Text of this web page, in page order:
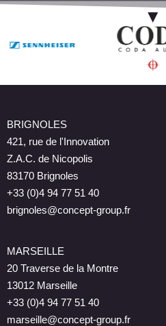
BRIGNOLES
421, rue de l'Innovation
Z.A.C. de Nicopolis
83170 Brignoles
+33 (0)4 94 77 51 40
brignoles@concept-group.fr
MARSEILLE
20 Traverse de la Montre
13012 Marseille
+33 (0)4 94 77 51 40
marseille@concept-group.fr